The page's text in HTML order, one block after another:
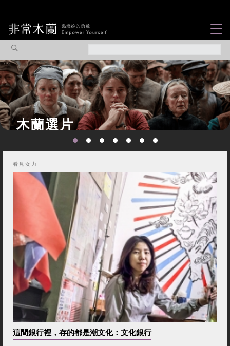
觀點專欄
焦點企劃
社會企業
認識我們
看見女力
這間銀行裡，存的都是潮文化：文化銀行